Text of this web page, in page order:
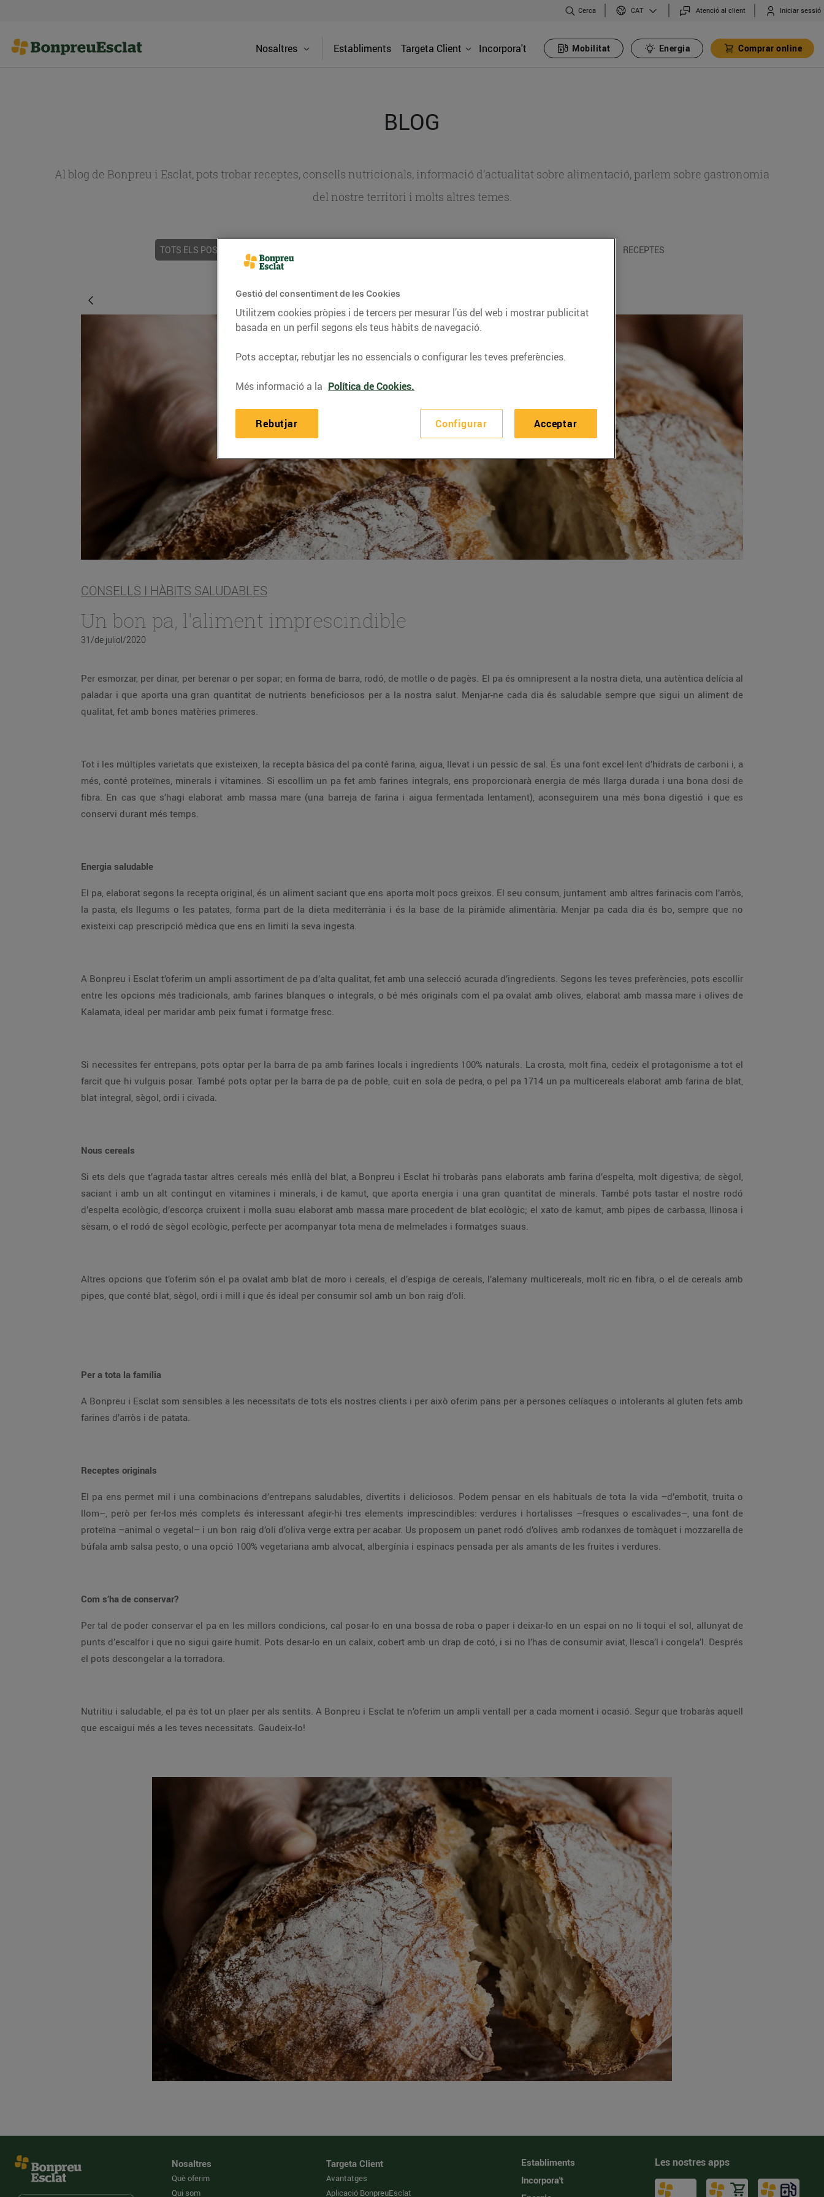
Cerca CAT Atenció al client Iniciar sessió
Nosaltres Establiments Targeta Client Incorpora't Mobilitat Energia Comprar online
BLOG
Al blog de Bonpreu i Esclat, pots trobar receptes, consells nutricionals, informació d’actualitat sobre alimentació, parlem sobre gastronomia
del nostre territori i molts altres temes.
TOTS ELS POSTS RECEPTES
CONSELLS I HÀBITS SALUDABLES
Un bon pa, l'aliment imprescindible
31/de juliol/2020
Per esmorzar, per dinar, per berenar o per sopar; en forma de barra, rodó, de motlle o de pagès. El pa és omnipresent a la nostra dieta, una autèntica delícia al
paladar i que aporta una gran quantitat de nutrients beneficiosos per a la nostra salut. Menjar-ne cada dia és saludable sempre que sigui un aliment de
qualitat, fet amb bones matèries primeres.
Tot i les múltiples varietats que existeixen, la recepta bàsica del pa conté farina, aigua, llevat i un pessic de sal. És una font excel·lent d’hidrats de carboni i, a
més, conté proteïnes, minerals i vitamines. Si escollim un pa fet amb farines integrals, ens proporcionarà energia de més llarga durada i una bona dosi de
fibra. En cas que s’hagi elaborat amb massa mare (una barreja de farina i aigua fermentada lentament), aconseguirem una més bona digestió i que es
conservi durant més temps.
Energia saludable
El pa, elaborat segons la recepta original, és un aliment saciant que ens aporta molt pocs greixos. El seu consum, juntament amb altres farinacis com l’arròs,
la pasta, els llegums o les patates, forma part de la dieta mediterrània i és la base de la piràmide alimentària. Menjar pa cada dia és bo, sempre que no
existeixi cap prescripció mèdica que ens en limiti la seva ingesta.
A Bonpreu i Esclat t’oferim un ampli assortiment de pa d’alta qualitat, fet amb una selecció acurada d’ingredients. Segons les teves preferències, pots escollir
entre les opcions més tradicionals, amb farines blanques o integrals, o bé més originals com el pa ovalat amb olives, elaborat amb massa mare i olives de
Kalamata, ideal per maridar amb peix fumat i formatge fresc.
Si necessites fer entrepans, pots optar per la barra de pa amb farines locals i ingredients 100% naturals. La crosta, molt fina, cedeix el protagonisme a tot el
farcit que hi vulguis posar. També pots optar per la barra de pa de poble, cuit en sola de pedra, o pel pa 1714 un pa multicereals elaborat amb farina de blat,
blat integral, sègol, ordi i civada.
Nous cereals
Si ets dels que t’agrada tastar altres cereals més enllà del blat, a Bonpreu i Esclat hi trobaràs pans elaborats amb farina d’espelta, molt digestiva; de sègol,
saciant i amb un alt contingut en vitamines i minerals, i de kamut, que aporta energia i una gran quantitat de minerals. També pots tastar el nostre rodó
d’espelta ecològic, d’escorça cruixent i molla suau elaborat amb massa mare procedent de blat ecològic; el xato de kamut, amb pipes de carbassa, llinosa i
sèsam, o el rodó de sègol ecològic, perfecte per acompanyar tota mena de melmelades i formatges suaus.
Altres opcions que t’oferim són el pa ovalat amb blat de moro i cereals, el d’espiga de cereals, l’alemany multicereals, molt ric en fibra, o el de cereals amb
pipes, que conté blat, sègol, ordi i mill i que és ideal per consumir sol amb un bon raig d’oli.
Per a tota la família
A Bonpreu i Esclat som sensibles a les necessitats de tots els nostres clients i per això oferim pans per a persones celíaques o intolerants al gluten fets amb
farines d’arròs i de patata.
Receptes originals
El pa ens permet mil i una combinacions d’entrepans saludables, divertits i deliciosos. Podem pensar en els habituals de tota la vida –d’embotit, truita o
llom–, però per fer-los més complets és interessant afegir-hi tres elements imprescindibles: verdures i hortalisses –fresques o escalivades–, una font de
proteïna –animal o vegetal– i un bon raig d’oli d’oliva verge extra per acabar. Us proposem un panet rodó d’olives amb rodanxes de tomàquet i mozzarella de
búfala amb salsa pesto, o una opció 100% vegetariana amb alvocat, albergínia i espinacs pensada per als amants de les fruites i verdures.
Com s’ha de conservar?
Per tal de poder conservar el pa en les millors condicions, cal posar-lo en una bossa de roba o paper i deixar-lo en un espai on no li toqui el sol, allunyat de
punts d’escalfor i que no sigui gaire humit. Pots desar-lo en un calaix, cobert amb un drap de cotó, i si no l’has de consumir aviat, llesca’l i congela’l. Després
el pots descongelar a la torradora.
Nutritiu i saludable, el pa és tot un plaer per als sentits. A Bonpreu i Esclat te n’oferim un ampli ventall per a cada moment i ocasió. Segur que trobaràs aquell
que escaigui més a les teves necessitats. Gaudeix-lo!
Nosaltres
Què oferim
Qui som
Targeta Client
Avantatges
Aplicació BonpreuEsclat
Establiments
Incorpora't
Les nostres apps
Gestió del consentiment de les Cookies
Utilitzem cookies pròpies i de tercers per mesurar l’ús del web i mostrar publicitat
basada en un perfil segons els teus hàbits de navegació.
Pots acceptar, rebutjar les no essencials o configurar les teves preferències.
Més informació a la Política de Cookies.
Configurar
Rebutjar Acceptar